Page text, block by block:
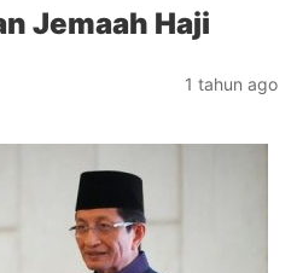
Jemaah Haji
1 tahun ago